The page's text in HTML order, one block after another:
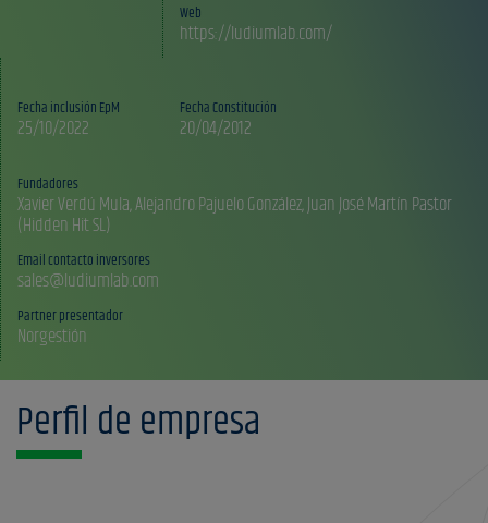
Web
https://ludiumlab.com/
Fecha inclusión EpM
25/10/2022
Fecha Constitución
20/04/2012
Fundadores
Xavier Verdú Mula, Alejandro Pajuelo González, Juan José Martín Pastor
Email contacto inversores
sales@ludiumlab.com
Partner presentador
Norgestión
Perfil de empresa